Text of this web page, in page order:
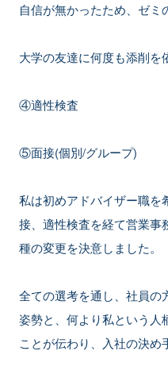
自信が無かったため、ゼミ
大学の友達に何度も添削を
④適性検査
⑤面接(個別/グループ)
私は初めアドバイザー職を
接、適性検査を経て営業事
種の変更を決意しました。
全ての選考を通し、社員の
姿勢と、何より私という人
ことが伝わり、入社の決め